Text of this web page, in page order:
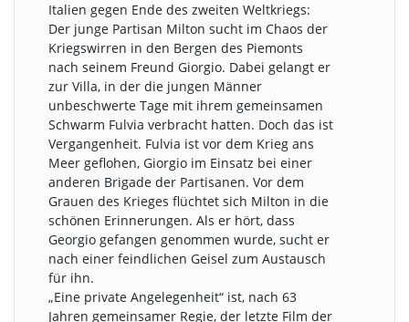
Italien gegen Ende des zweiten Weltkriegs:
Der junge Partisan Milton sucht im Chaos der
Kriegswirren in den Bergen des Piemonts
nach seinem Freund Giorgio. Dabei gelangt er
zur Villa, in der die jungen Männer
unbeschwerte Tage mit ihrem gemeinsamen
Schwarm Fulvia verbracht hatten. Doch das ist
Vergangenheit. Fulvia ist vor dem Krieg ans
Meer geflohen, Giorgio im Einsatz bei einer
anderen Brigade der Partisanen. Vor dem
Grauen des Krieges flüchtet sich Milton in die
schönen Erinnerungen. Als er hört, dass
Georgio gefangen genommen wurde, sucht er
nach einer feindlichen Geisel zum Austausch
für ihn.
„Eine private Angelegenheit“ ist, nach 63
Jahren gemeinsamer Regie, der letzte Film der